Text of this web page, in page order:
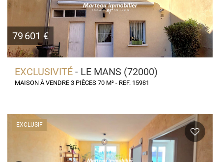
79 601 €
EXCLUSIVITÉ - LE MANS (72000)
MAISON À VENDRE 3 PIÈCES 70 M² - REF. 15981
EXCLUSIF